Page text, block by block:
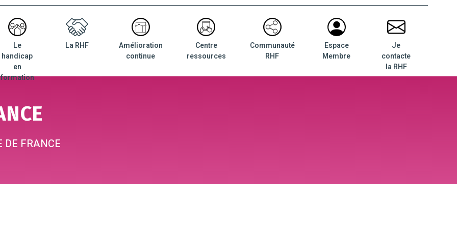
Le
handicap
en
formation
La RHF
Amélioration
continue
Centre
ressources
Communauté
RHF
Espace
Membre
Je
contacte
la RHF
DE FRANCE